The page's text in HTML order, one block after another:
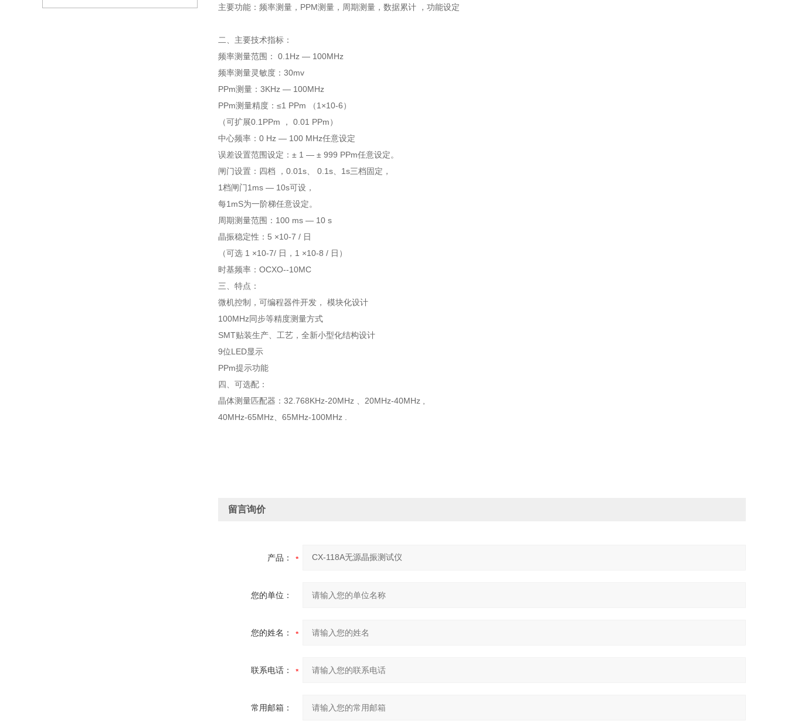
主要功能：频率测量，PPM测量，周期测量，数据累计 ，功能设定
二、主要技术指标：
频率测量范围： 0.1Hz — 100MHz
频率测量灵敏度：30mv
PPm测量：3KHz — 100MHz
PPm测量精度：≤1 PPm （1×10-6）
（可扩展0.1PPm ， 0.01 PPm）
中心频率：0 Hz — 100 MHz任意设定
误差设置范围设定：± 1 — ± 999 PPm任意设定。
闸门设置：四档 ，0.01s、 0.1s、1s三档固定，
1档闸门1ms — 10s可设，
每1mS为一阶梯任意设定。
周期测量范围：100 ms — 10 s
晶振稳定性：5 ×10-7 / 日
（可选 1 ×10-7/ 日，1 ×10-8 / 日）
时基频率：OCXO--10MC
三、特点：
微机控制，可编程器件开发， 模块化设计
100MHz同步等精度测量方式
SMT贴装生产、工艺，全新小型化结构设计
9位LED显示
PPm提示功能
四、可选配：
晶体测量匹配器：32.768KHz-20MHz 、20MHz-40MHz ,
40MHz-65MHz、65MHz-100MHz .
留言询价
产品：
您的单位：
您的姓名：
联系电话：
常用邮箱：